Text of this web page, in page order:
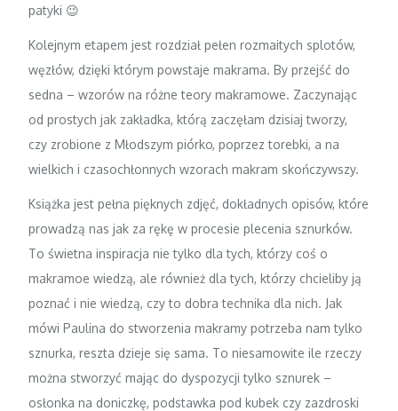
patyki 😉
Kolejnym etapem jest rozdział pełen rozmaitych splotów,
węzłów, dzięki którym powstaje makrama. By przejść do
sedna – wzorów na różne teory makramowe. Zaczynając
od prostych jak zakładka, którą zaczęłam dzisiaj tworzy,
czy zrobione z Młodszym piórko, poprzez torebki, a na
wielkich i czasochłonnych wzorach makram skończywszy.
Książka jest pełna pięknych zdjęć, dokładnych opisów, które
prowadzą nas jak za rękę w procesie plecenia sznurków.
To świetna inspiracja nie tylko dla tych, którzy coś o
makramoe wiedzą, ale również dla tych, którzy chcieliby ją
poznać i nie wiedzą, czy to dobra technika dla nich. Jak
mówi Paulina do stworzenia makramy potrzeba nam tylko
sznurka, reszta dzieje się sama. To niesamowite ile rzeczy
można stworzyć mając do dyspozycji tylko sznurek –
osłonka na doniczkę, podstawka pod kubek czy zazdroski